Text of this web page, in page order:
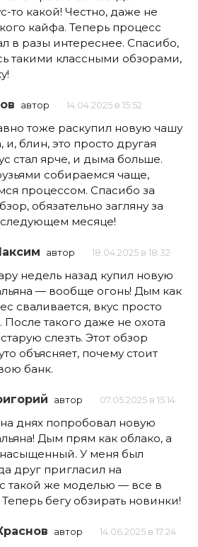
то какой! Честно, даже не
кайфа. Теперь процесс
в разы интереснее. Спасибо,
такими классными обзорами,
автор 14.04.2025 в 15:52
тоже раскупил новую чашу
и, блин, это просто другая
стал ярче, и дыма больше.
собираемся чаще,
процессом. Спасибо за
обязательно загляну за
месяце!
автор 18.04.2025 в 18:32
недель назад купил новую
— вообще огонь! Дым как
сваливается, вкус просто
такого даже не охота
слезть. Этот обзор
объясняет, почему стоит
банк.
автор 07.05.2025 в 15:14
днях попробовал новую
Дым прям как облако, а
насыщенный. У меня был
друг пригласил на
такой же моделью — все в
бегу обзирать новинки!
автор 14.06.2025 в 17:24